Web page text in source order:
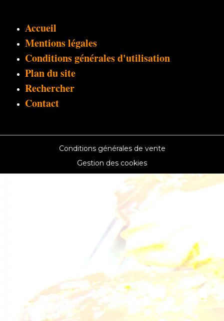
Accueil
Mentions légales
Conditions générales d'utilisation
Plan du site
Rechercher
Contact
Conditions générales de vente
Gestion des cookies